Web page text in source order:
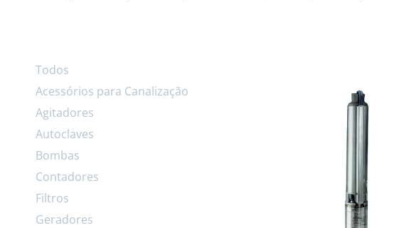
Todos
Acessórios para Canalização
Agitadores
Autoclaves
Bombas
Contadores
Filtros
Geradores